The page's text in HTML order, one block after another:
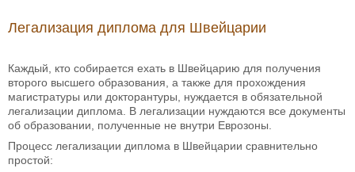
Легализация диплома для Швейцарии
Каждый, кто собирается ехать в Швейцарию для получения
второго высшего образования, а также для прохождения
магистратуры или докторантуры, нуждается в обязательной
легализации диплома. В легализации нуждаются все документы
об образовании, полученные не внутри Еврозоны.
Процесс легализации диплома в Швейцарии сравнительно
простой: